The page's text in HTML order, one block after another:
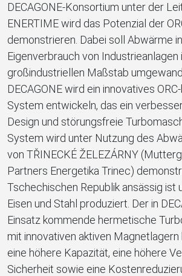
DECAGONE-Konsortium unter der
ENERTIME wird das Potenzial der
demonstrieren. Dabei soll Abwärme
Eigenverbrauch von Industrieanlagen
großindustriellen Maßstab
DECAGONE wird ein innovatives
System entwickeln, das ein
Design und störungsfreie
System wird unter Nutzung des
von TŘINECKÉ ŽELEZÁRNY
Partners Energetika Trinec)
Tschechischen Republik ansässig ist
Eisen und Stahl produziert. Der in
Einsatz kommende hermetische
mit innovativen aktiven Magnetlagern
eine höhere Kapazität, eine höhere
Sicherheit sowie eine